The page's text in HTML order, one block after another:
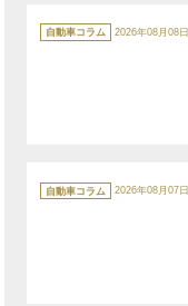
カ
テ
ゴ
自動車コラム 2026年08月08日
テ
ゴ
自動車コラム 2026年08月07日